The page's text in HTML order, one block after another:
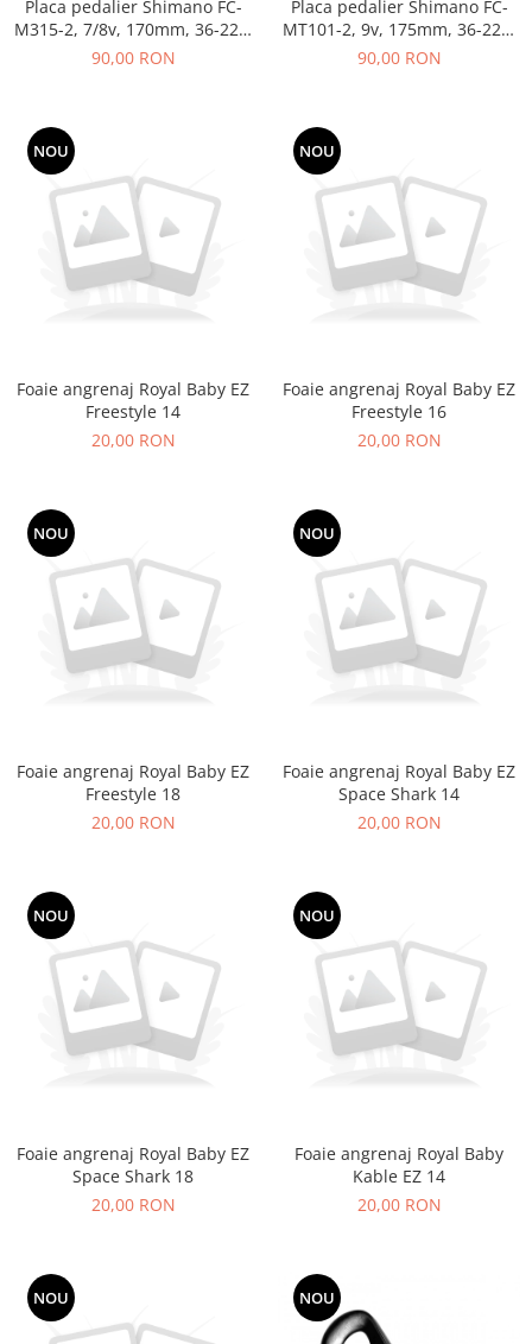
Placa pedalier Shimano FC-
M315-2, 7/8v, 170mm, 36-22T,
fara protectie lant, negru
90,00 RON
Placa pedalier Shimano FC-
MT101-2, 9v, 175mm, 36-22T,
fara protectie lant, negru
90,00 RON
NOU
Foaie angrenaj Royal Baby EZ
Freestyle 14
20,00 RON
NOU
Foaie angrenaj Royal Baby EZ
Freestyle 16
20,00 RON
NOU
Foaie angrenaj Royal Baby EZ
Freestyle 18
20,00 RON
NOU
Foaie angrenaj Royal Baby EZ
Space Shark 14
20,00 RON
NOU
Foaie angrenaj Royal Baby EZ
Space Shark 18
20,00 RON
NOU
Foaie angrenaj Royal Baby
Kable EZ 14
20,00 RON
NOU NOU